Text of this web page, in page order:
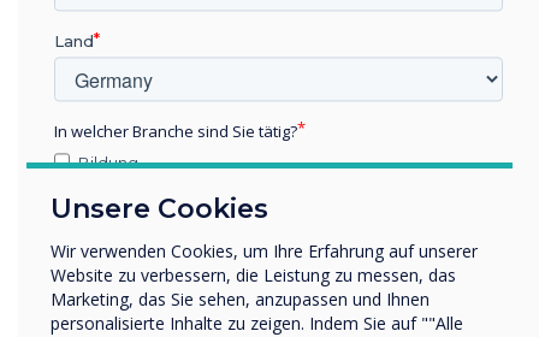
Unsere Cookies
Wir verwenden Cookies, um Ihre Erfahrung auf unserer
Website zu verbessern, die Leistung zu messen, das
Marketing, das Sie sehen, anzupassen und Ihnen
personalisierte Inhalte zu zeigen. Indem Sie auf ""Alle
Land
In welcher Branche sind Sie tätig?
Bildung
Sonstiges
Name Unternehmen/Einrichtung